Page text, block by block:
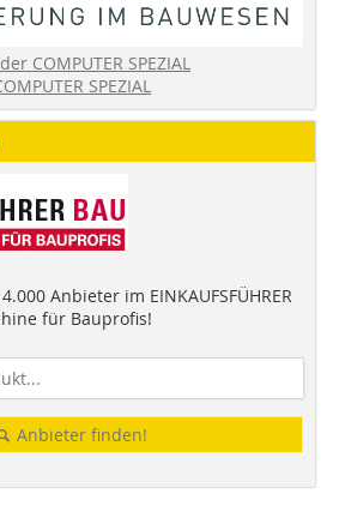
COMPUTER SPEZIAL
SPEZIAL
Anbieter im EINKAUFSFÜHRER
für Bauprofis!
Anbieter finden!